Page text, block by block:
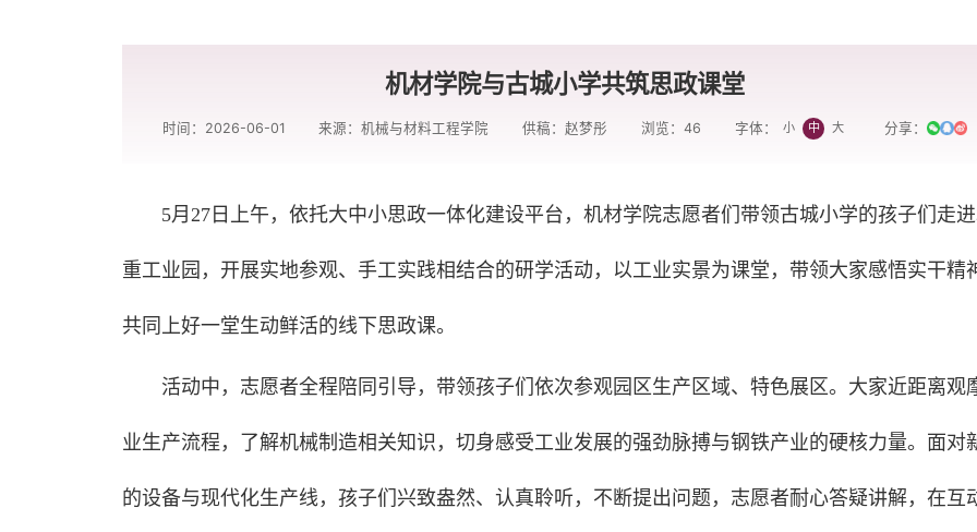
机材学院与古城小学共筑思政课堂
时间：2026-06-01 来源：机械与材料工程学院 供稿：赵梦彤 浏览： 46 字体： 小 中 大 分享：
5月27日上午，依托大中小思政一体化建设平台，机材学院志愿者们带领古城小学的孩子们走
重工业园，开展实地参观、手工实践相结合的研学活动，以工业实景为课堂，带领大家感悟实干精
共同上好一堂生动鲜活的线下思政课。
活动中，志愿者全程陪同引导，带领孩子们依次参观园区生产区域、特色展区。大家近距离观
业生产流程，了解机械制造相关知识，切身感受工业发展的强劲脉搏与钢铁产业的硬核力量。面对
的设备与现代化生产线，孩子们兴致盎然、认真聆听，不断提出问题，志愿者耐心答疑讲解，在互